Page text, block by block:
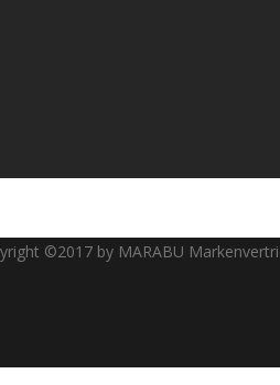
©2017 by MARABU